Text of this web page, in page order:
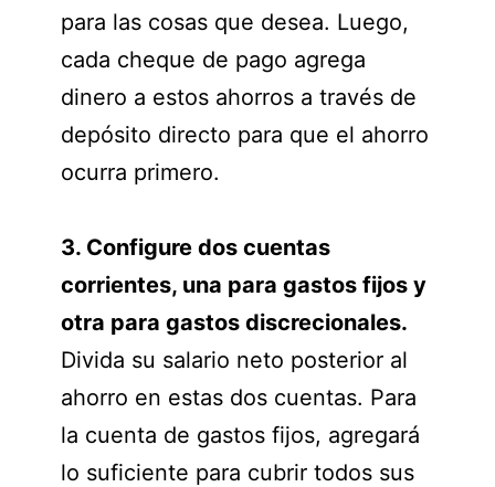
para las cosas que desea. Luego,
cada cheque de pago agrega
dinero a estos ahorros a través de
depósito directo para que el ahorro
ocurra primero.
3. Configure dos cuentas
corrientes, una para gastos fijos y
otra para gastos discrecionales.
Divida su salario neto posterior al
ahorro en estas dos cuentas. Para
la cuenta de gastos fijos, agregará
lo suficiente para cubrir todos sus